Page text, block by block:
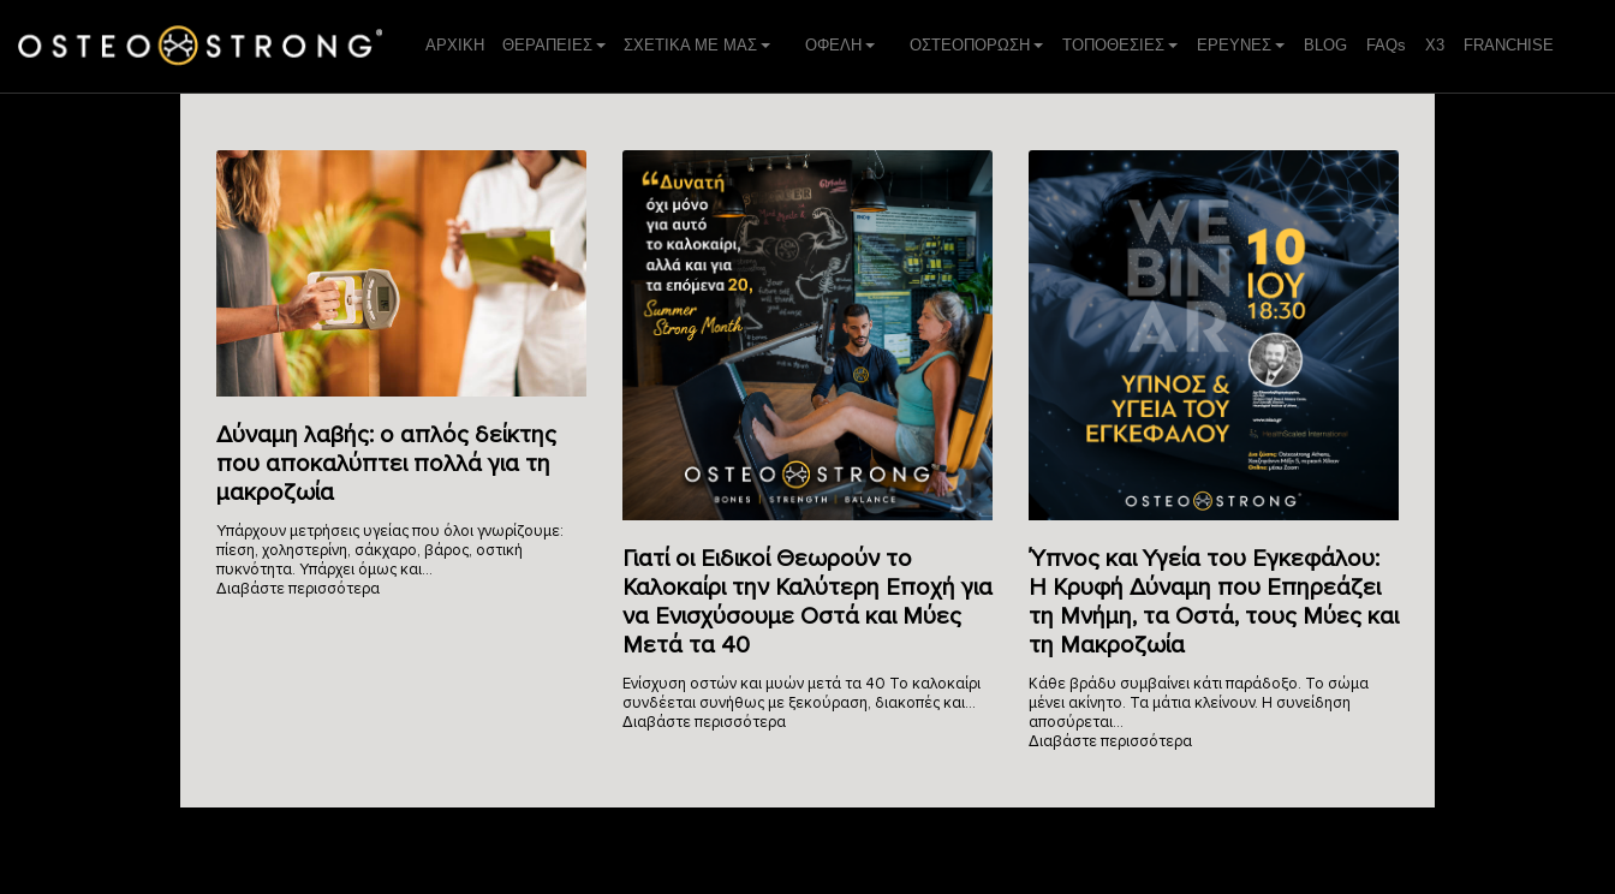
ΑΡΧΙΚΗ ΘΕΡΑΠΕIΕΣ ΣΧΕΤΙΚΑ ΜΕ ΜΑΣ ΟΦΕΛΗ ΟΣΤΕΟΠΟΡΩΣΗ ΤΟΠΟΘΕΣΙΕΣ ΕΡΕΥΝΕΣ BLOG FAQs X3 FRANCHISE
Δύναμη λαβής: ο απλός δείκτης
που αποκαλύπτει πολλά για τη
μακροζωία
Υπάρχουν μετρήσεις υγείας που όλοι γνωρίζουμε:
πίεση, χοληστερίνη, σάκχαρο, βάρος, οστική
πυκνότητα. Υπάρχει όμως και…
Διαβάστε περισσότερα
Γιατί οι Ειδικοί Θεωρούν το
Καλοκαίρι την Καλύτερη Εποχή για
να Ενισχύσουμε Οστά και Μύες
Μετά τα 40
Ενίσχυση οστών και μυών μετά τα 40 Το καλοκαίρι
συνδέεται συνήθως με ξεκούραση, διακοπές και…
Διαβάστε περισσότερα
Ύπνος και Υγεία του Εγκεφάλου:
Η Κρυφή Δύναμη που Επηρεάζει
τη Μνήμη, τα Οστά, τους Μύες και
τη Μακροζωία
Κάθε βράδυ συμβαίνει κάτι παράδοξο. Το σώμα
μένει ακίνητο. Τα μάτια κλείνουν. Η συνείδηση
αποσύρεται…
Διαβάστε περισσότερα